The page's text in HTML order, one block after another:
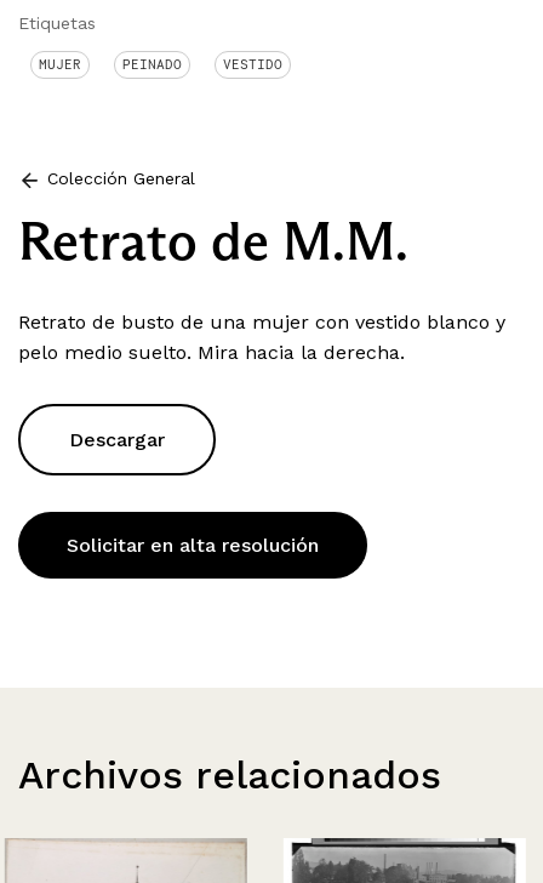
Etiquetas
MUJER PEINADO VESTIDO
Colección General
Retrato de M.M.
Retrato de busto de una mujer con vestido blanco y
pelo medio suelto. Mira hacia la derecha.
Descargar
Solicitar en alta resolución
Archivos relacionados